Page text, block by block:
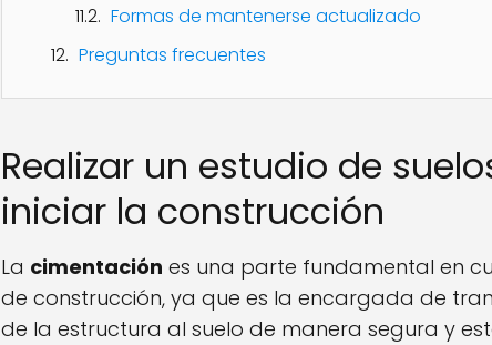
Formas de mantenerse actualizado
Preguntas frecuentes
Realizar un estudio de
iniciar la construcción
La cimentación es una parte fundamental en
de construcción, ya que es la encargada de
de la estructura al suelo de manera segura y